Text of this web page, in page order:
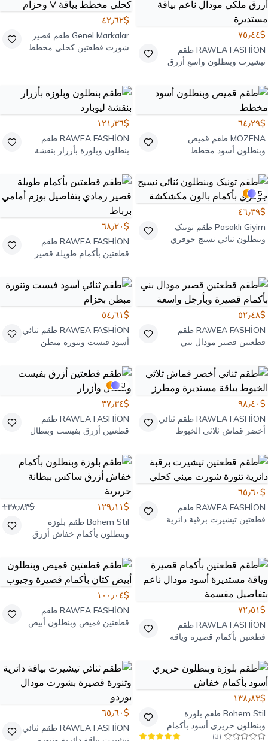
$٧٥٫٤٤
RAWEA FASHİON طقم
تيشيرت وبنطلون واسع أزرق
مستديرة
$٤٢٫٦٢
Genel Markalar طقم قصير
شورت قطعتين كحلي مخطط
$٦٤٫٢٩
MOZENA طقم قميص
وبنطلون أسود مخطط
$١٢١٫٣٦
RAWEA FASHİON طقم
بنطلون وبلوزة بأزرار بنقشة
5
$٤٦٫٣٩
Pasaklı Giyim طقم تونيک
وبنطلون ثنائي نسيج جوفري
$٦٨٫٢٠
RAWEA FASHİON طقم
قطعتين بأكمام طويلة قصير
برباط
$٥٢٫٤٨
RAWEA FASHİON طقم
قطعتين قصير مودال بني
$٥٤٫٦١
RAWEA FASHİON طقم ثنائي
أسود فيست وتنورة مبطن
$٩٨٫٤٠
RAWEA FASHİON طقم ثنائي
أخضر قماش ثلاثي الخيوط
3
$٣٧٫٣٤
RAWEA FASHİON طقم
قطعتين أزرق بفيست وبنطال
$٦٥٫٦٠
RAWEA FASHİON طقم
قطعتين تيشيرت برقبة دائرية
$١٢٩٫١١ $١٣٨٫٨٣
Bohem Stil طقم بلوزة
وبنطلون بأكمام خفاش أزرق
$٧٢٫٥١
RAWEA FASHİON طقم
قطعتين بأكمام قصيرة وياقة
بتفاصيل مقسمة
$١٠٠٫٠٤
RAWEA FASHİON طقم
قطعتين قميص وبنطلون أبيض
$١٣٨٫٨٣
Bohem Stil طقم بلوزة
وبنطلون حريري أسود بأكمام
خفاش
(
3
)
$٦٥٫٦٠
RAWEA FASHİON طقم ثنائي